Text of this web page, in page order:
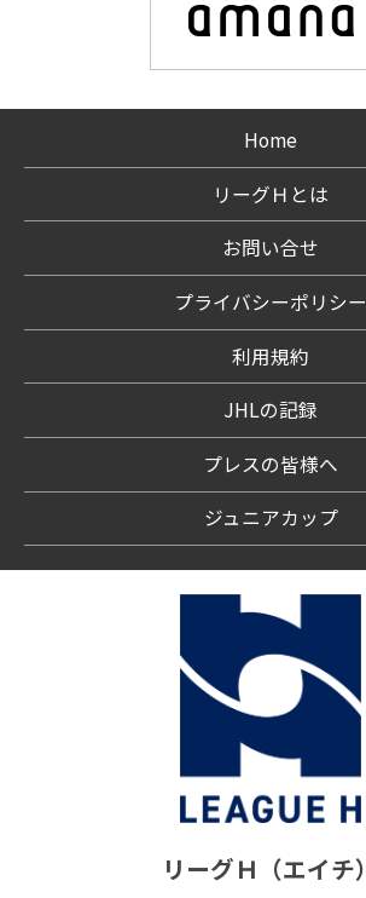
Home
リーグＨとは
お問い合せ
プライバシーポリシー
利用規約
JHLの記録
プレスの皆様へ
ジュニアカップ
リーグＨ（エイチ）